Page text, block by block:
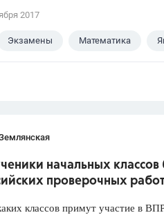
2017
Экзамены Математика
начальных
проверочных
классов примут участие в